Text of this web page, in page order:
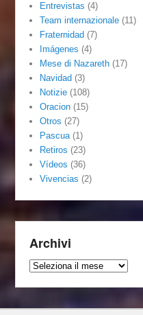
Entrevistas (4)
Team internazionale (11)
Fraternidad (7)
Imágenes (4)
Mese di Nazareth (17)
Navidad (3)
Notizie (108)
Oracion (15)
Otros (27)
Pascua(1)
Retiros (23)
Vídeos (36)
Vivencias (2)
Archivi
Archivi